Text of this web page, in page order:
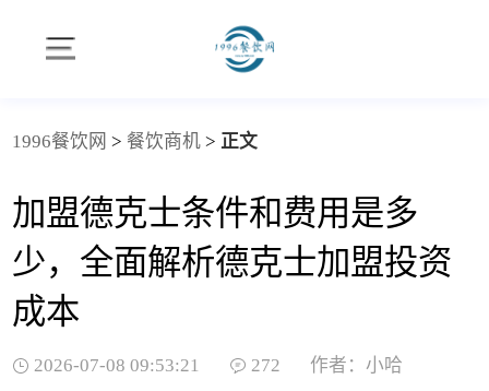
1996餐饮网 > 餐饮商机> 正文
加盟德克士条件和费用是多
少，全面解析德克士加盟投资
成本
2026-07-08 09:53:21 272 作者：小哈